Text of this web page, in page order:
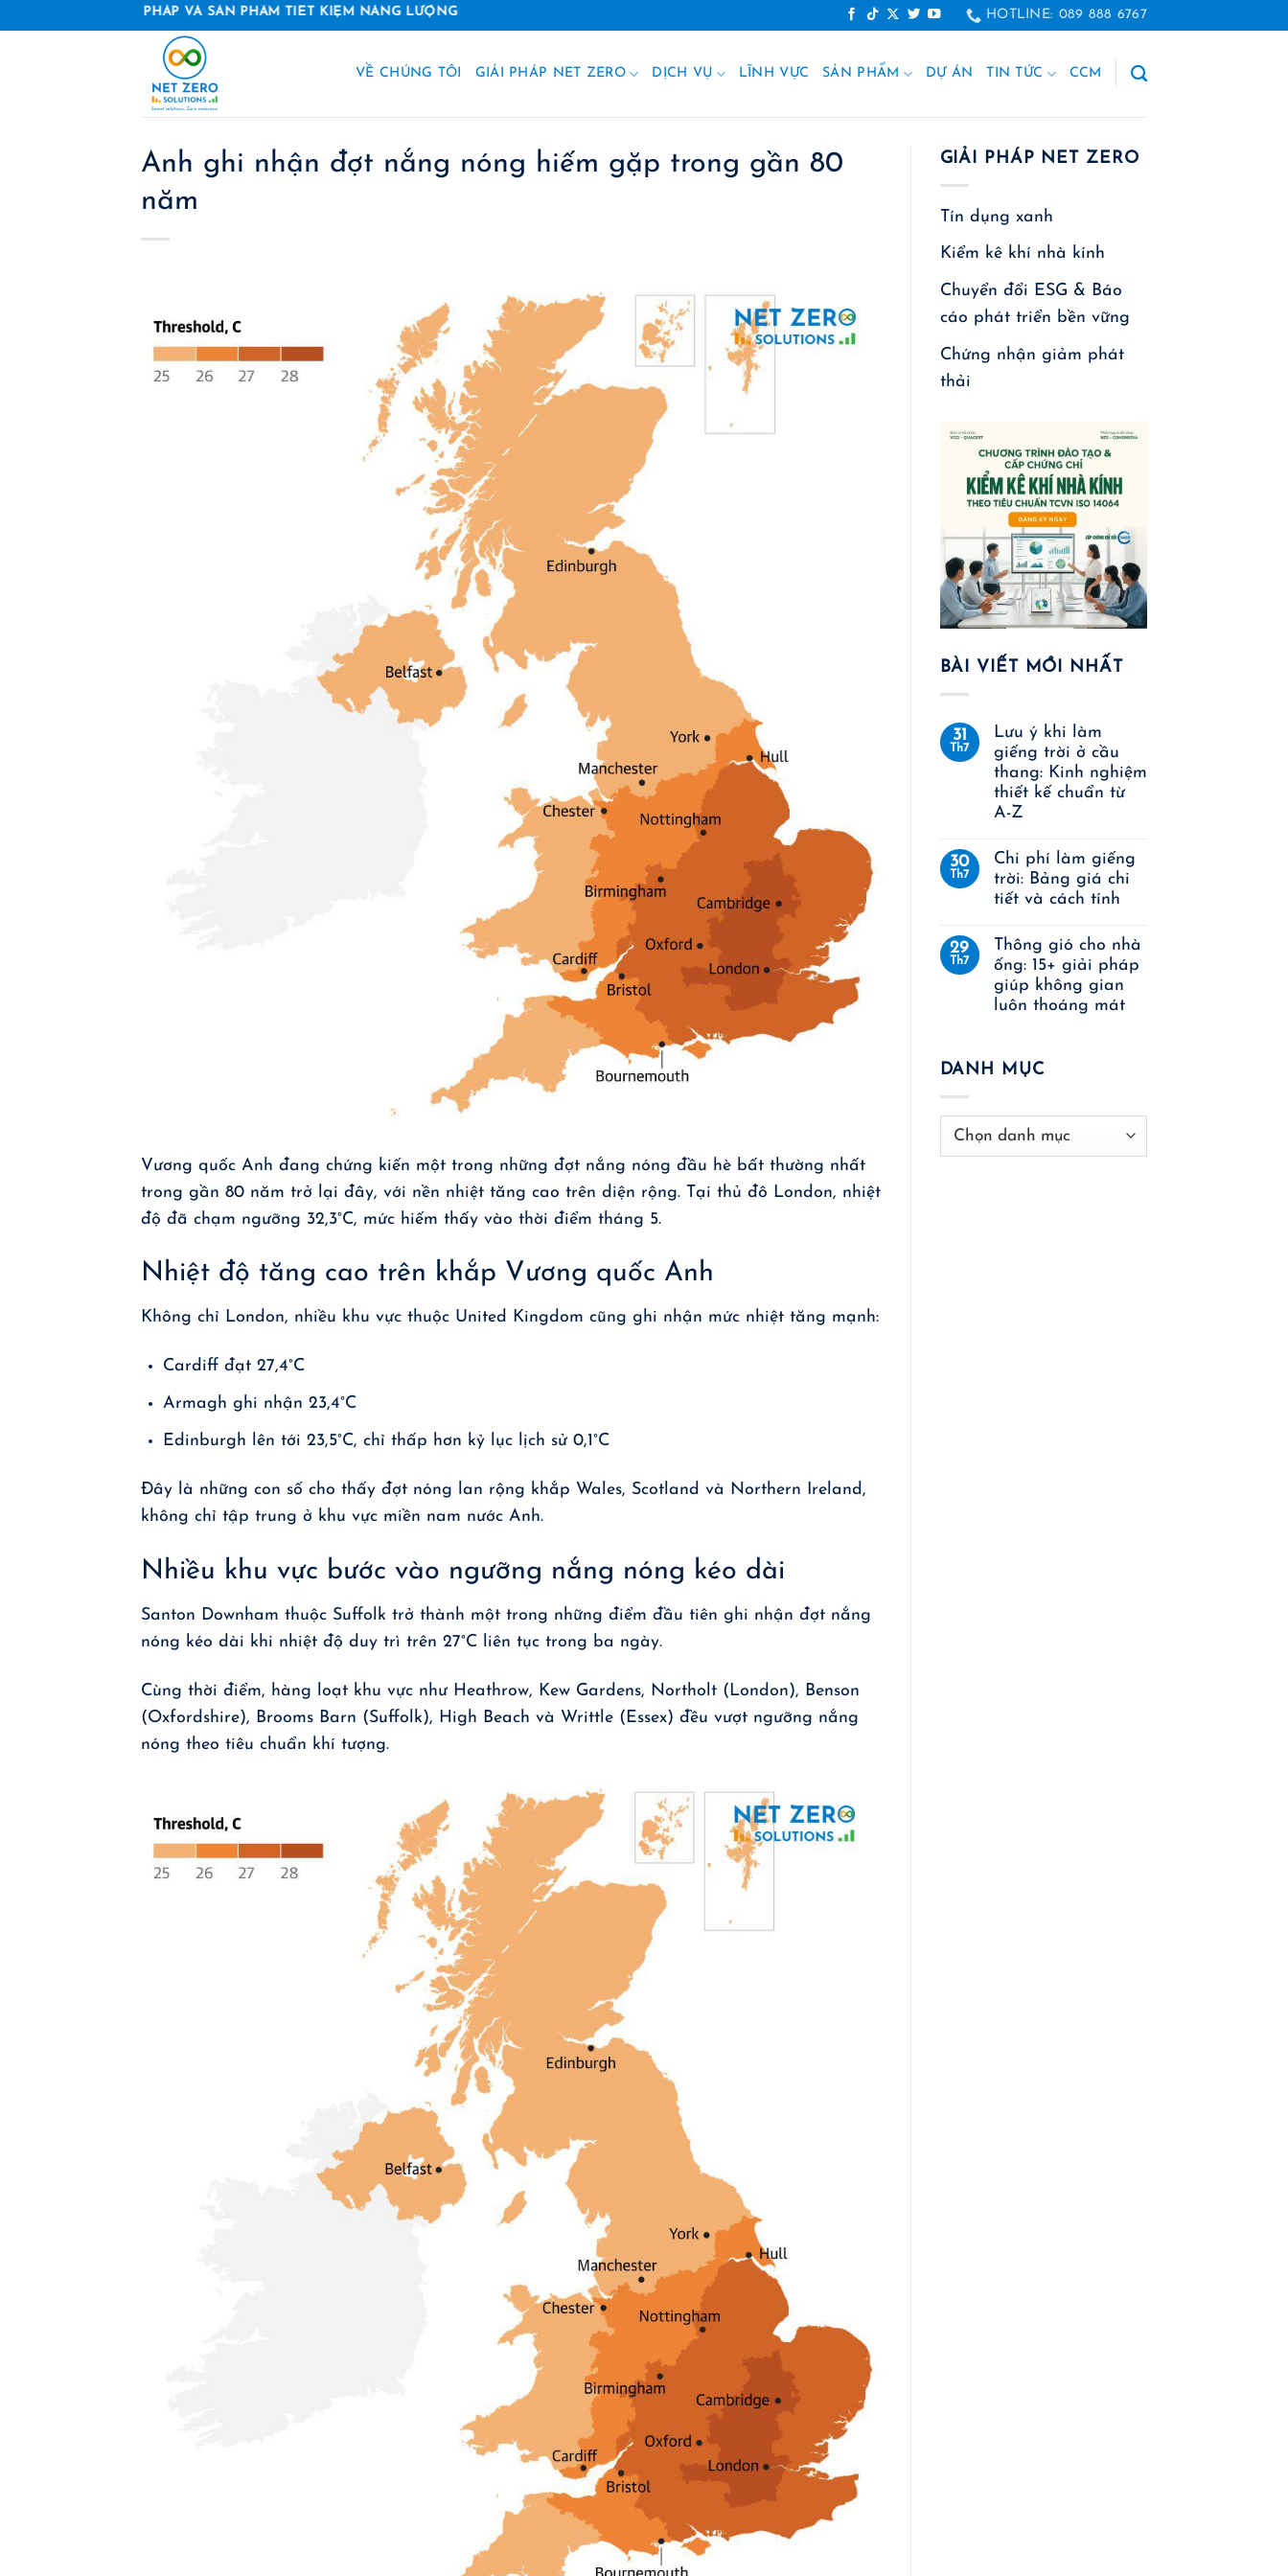
GIẢI PHÁP VÀ SẢN PHẨM TIẾT KIỆM NĂNG LƯỢNG HOTLINE: 089 888 6767
VỀ CHÚNG TÔI GIẢI PHÁP NET ZERO DỊCH VỤ LĨNH VỰC SẢN PHẨM DỰ ÁN TIN TỨC CCM
Anh ghi nhận đợt nắng nóng hiếm gặp trong gần 80
năm
Vương quốc Anh đang chứng kiến một trong những đợt nắng nóng đầu hè bất thường nhất
trong gần 80 năm trở lại đây, với nền nhiệt tăng cao trên diện rộng. Tại thủ đô London, nhiệt
độ đã chạm ngưỡng 32,3°C, mức hiếm thấy vào thời điểm tháng 5.
Nhiệt độ tăng cao trên khắp Vương quốc Anh
Không chỉ London, nhiều khu vực thuộc United Kingdom cũng ghi nhận mức nhiệt tăng mạnh:
Cardiff đạt 27,4°C
Armagh ghi nhận 23,4°C
Edinburgh lên tới 23,5°C, chỉ thấp hơn kỷ lục lịch sử 0,1°C
Đây là những con số cho thấy đợt nóng lan rộng khắp Wales, Scotland và Northern Ireland,
không chỉ tập trung ở khu vực miền nam nước Anh.
Nhiều khu vực bước vào ngưỡng nắng nóng kéo dài
Santon Downham thuộc Suffolk trở thành một trong những điểm đầu tiên ghi nhận đợt nắng
nóng kéo dài khi nhiệt độ duy trì trên 27°C liên tục trong ba ngày.
Cùng thời điểm, hàng loạt khu vực như Heathrow, Kew Gardens, Northolt (London), Benson
(Oxfordshire), Brooms Barn (Suffolk), High Beach và Writtle (Essex) đều vượt ngưỡng nắng
nóng theo tiêu chuẩn khí tượng.
GIẢI PHÁP NET ZERO
Tín dụng xanh
Kiểm kê khí nhà kính
Chuyển đổi ESG & Báo
cáo phát triển bền vững
Chứng nhận giảm phát
thải
BÀI VIẾT MỚI NHẤT
31
Th7
Lưu ý khi làm
giếng trời ở cầu
thang: Kinh nghiệm
thiết kế chuẩn từ
A-Z
30
Th7
Chi phí làm giếng
trời: Bảng giá chi
tiết và cách tính
29
Th7
Thông gió cho nhà
ống: 15+ giải pháp
giúp không gian
luôn thoáng mát
DANH MỤC
Danh